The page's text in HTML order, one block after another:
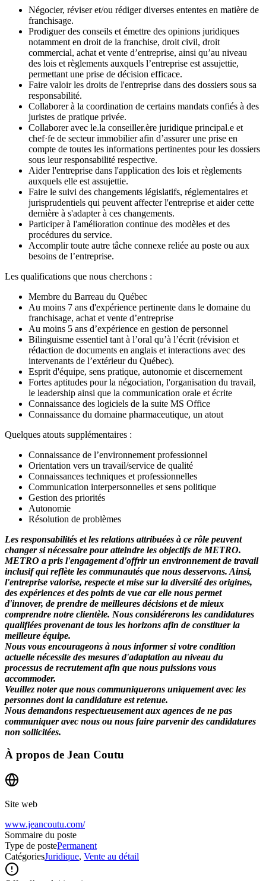
Négocier, réviser et/ou rédiger diverses ententes en matière de
franchisage.
Prodiguer des conseils et émettre des opinions juridiques
notamment en droit de la franchise, droit civil, droit
commercial, achat et vente d’entreprise, ainsi qu’au niveau
des lois et règlements auxquels l’entreprise est assujettie,
permettant une prise de décision efficace.
Faire valoir les droits de l'entreprise dans des dossiers sous sa
responsabilité.
Collaborer à la coordination de certains mandats confiés à des
juristes de pratique privée.
Collaborer avec le.la conseiller.ère juridique principal.e et
chef·fe de secteur immobilier afin d’assurer une prise en
compte de toutes les informations pertinentes pour les dossiers
sous leur responsabilité respective.
Aider l'entreprise dans l'application des lois et règlements
auxquels elle est assujettie.
Faire le suivi des changements législatifs, réglementaires et
jurisprudentiels qui peuvent affecter l'entreprise et aider cette
dernière à s'adapter à ces changements.
Participer à l'amélioration continue des modèles et des
procédures du service.
Accomplir toute autre tâche connexe reliée au poste ou aux
besoins de l’entreprise.
Les qualifications que nous cherchons :
Membre du Barreau du Québec
Au moins 7 ans d'expérience pertinente dans le domaine du
franchisage, achat et vente d’entreprise
Au moins 5 ans d’expérience en gestion de personnel
Bilinguisme essentiel tant à l’oral qu’à l’écrit (révision et
rédaction de documents en anglais et interactions avec des
intervenants de l’extérieur du Québec).
Esprit d'équipe, sens pratique, autonomie et discernement
Fortes aptitudes pour la négociation, l'organisation du travail,
le leadership ainsi que la communication orale et écrite
Connaissance des logiciels de la suite MS Office
Connaissance du domaine pharmaceutique, un atout
Quelques atouts supplémentaires :
Connaissance de l’environnement professionnel
Orientation vers un travail/service de qualité
Connaissances techniques et professionnelles
Communication interpersonnelles et sens politique
Gestion des priorités
Autonomie
Résolution de problèmes
Les responsabilités et les relations attribuées à ce rôle peuvent
changer si nécessaire pour atteindre les objectifs de METRO.
METRO a pris l'engagement d'offrir un environnement de travail
inclusif qui reflète les communautés que nous desservons. Ainsi,
l'entreprise valorise, respecte et mise sur la diversité des origines,
des expériences et des points de vue car elle nous permet
d'innover, de prendre de meilleures décisions et de mieux
comprendre notre clientèle. Nous considérerons les candidatures
qualifiées provenant de tous les horizons afin de constituer la
meilleure équipe.
Nous vous encourageons à nous informer si votre condition
actuelle nécessite des mesures d'adaptation au niveau du
processus de recrutement afin que nous puissions vous
accommoder.
Veuillez noter que nous communiquerons uniquement avec les
personnes dont la candidature est retenue.
Nous demandons respectueusement aux agences de ne pas
communiquer avec nous ou nous faire parvenir des candidatures
non sollicitées.
À propos de Jean Coutu
Site web
www.jeancoutu.com/
Sommaire du poste
Type de postePermanent
CatégoriesJuridique, Vente au détail